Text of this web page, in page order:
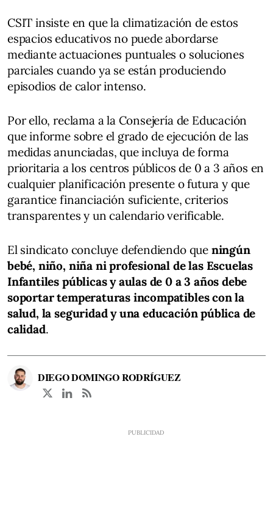
CSIT insiste en que la climatización de estos
espacios educativos no puede abordarse
mediante actuaciones puntuales o soluciones
parciales cuando ya se están produciendo
episodios de calor intenso.
Por ello, reclama a la Consejería de Educación
que informe sobre el grado de ejecución de las
medidas anunciadas, que incluya de forma
prioritaria a los centros públicos de 0 a 3 años en
cualquier planificación presente o futura y que
garantice financiación suficiente, criterios
transparentes y un calendario verificable.
El sindicato concluye defendiendo que ningún
bebé, niño, niña ni profesional de las Escuelas
Infantiles públicas y aulas de 0 a 3 años debe
soportar temperaturas incompatibles con la
salud, la seguridad y una educación pública de
calidad.
DIEGO DOMINGO RODRÍGUEZ